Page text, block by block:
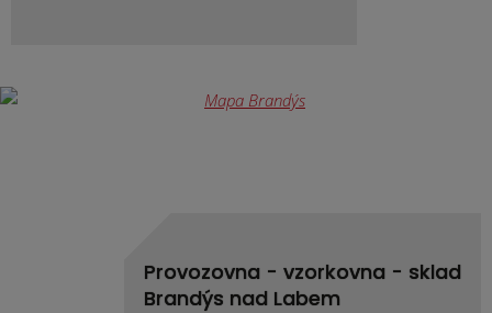
Provozovna - vzorkovna - sklad
Brandýs nad Labem